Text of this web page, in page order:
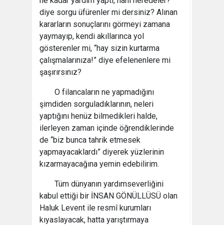
diye sorgu üfürenler mi dersiniz? Alınan
kararların sonuçlarını görmeyi zamana
yaymayıp, kendi akıllarınca yol
gösterenler mi, “hay sizin kurtarma
çalışmalarınıza!” diye efelenenlere mi
şaşırırsınız?
O filancaların ne yapmadığını
şimdiden sorguladıklarının, neleri
yaptığını henüz bilmedikleri halde,
ilerleyen zaman içinde öğrendiklerinde
de “biz bunca tahrik etmesek
yapmayacaklardı” diyerek yüzlerinin
kızarmayacağına yemin edebilirim.
Tüm dünyanın yardımseverliğini
kabul ettiği bir İNSAN GÖNÜLLÜSÜ olan
Haluk Levent ile resmî kurumları
kıyaslayacak, hatta yarıştırmaya